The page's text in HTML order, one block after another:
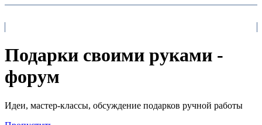
Подарки своими руками -
форум
Идеи, мастер-классы, обсуждение подарков ручной работы